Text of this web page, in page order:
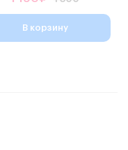
В корзину